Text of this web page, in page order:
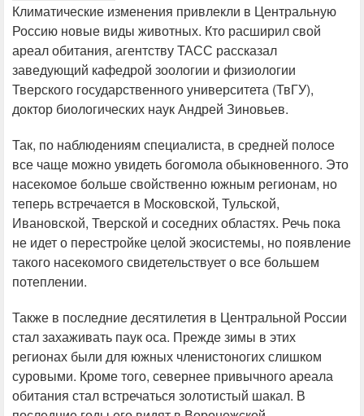
Климатические изменения привлекли в Центральную
Россию новые виды животных. Кто расширил свой
ареал обитания, агентству ТАСС рассказал
заведующий кафедрой зоологии и физиологии
Тверского государственного университета (ТвГУ),
доктор биологических наук Андрей Зиновьев.
Так, по наблюдениям специалиста, в средней полосе
все чаще можно увидеть богомола обыкновенного. Это
насекомое больше свойственно южным регионам, но
теперь встречается в Московской, Тульской,
Ивановской, Тверской и соседних областях. Речь пока
не идет о перестройке целой экосистемы, но появление
такого насекомого свидетельствует о все большем
потеплении.
Также в последние десятилетия в Центральной России
стал захаживать паук оса. Прежде зимы в этих
регионах были для южных членистоногих слишком
суровыми. Кроме того, севернее привычного ареала
обитания стал встречаться золотистый шакал. В